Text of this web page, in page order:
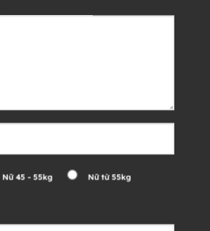
Nữ 45 - 55kg Nữ từ 55kg